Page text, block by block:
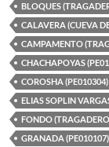
BLOQUES
CALAVERA (CUEVA
CAMPAMENTO
CHACHAPOYAS
COROSHA (PE010304)
ELIAS SOPLIN
FONDO
GRANADA (PE010107)